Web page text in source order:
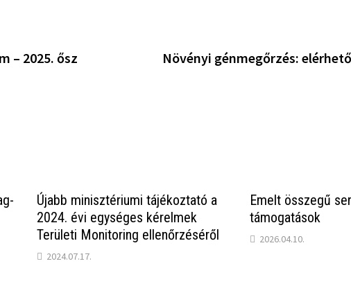
– 2025. ősz
Növényi génmegőrzés:
Újabb minisztériumi tájékoztató a
2024. évi egységes kérelmek
Területi Monitoring ellenőrzéséről
2024.07.17.
Emelt összegű
támogatások
2026.04.10.